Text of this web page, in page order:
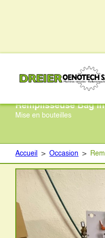
Remplisseuse Bag
Mise en bouteilles
Accueil >Occasion >